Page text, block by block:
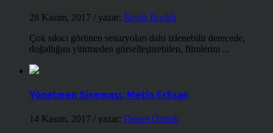
28 Kasım, 2017 / yazar: İlayda Bıyıklı
Çok sıkıcı görünen senaryoları dahi izlenebilir derecede,
doğallığını yitirmeden görselleştirebilen, filmlerini ...
Yönetmen Sineması: Metin Erksan
14 Kasım, 2017 / yazar: Demet Öztürk